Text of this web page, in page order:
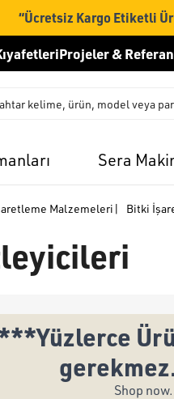
“Ücretsiz Kargo Etiketli
Projeler &
Sera
Malzemeleri | Bitki
Shop